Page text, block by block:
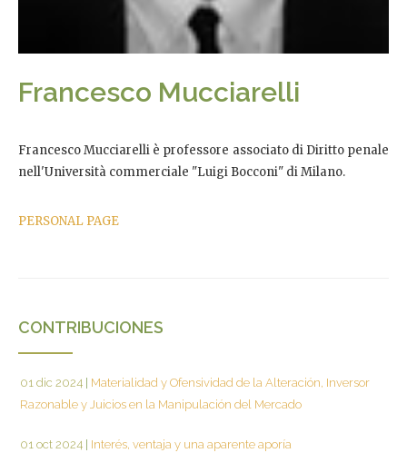
Francesco Mucciarelli
Francesco Mucciarelli è professore associato di Diritto penale
nell'Università commerciale "Luigi Bocconi" di Milano.
PERSONAL PAGE
CONTRIBUCIONES
01 dic 2024
Materialidad y Ofensividad de la Alteración, Inversor
Razonable y Juicios en la Manipulación del Mercado
01 oct 2024 Interés, ventaja y una aparente aporía